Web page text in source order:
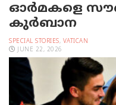
ഓര്‍മകളെ
കുര്‍ബാന
SPECIAL STORIES, VATICAN
JUNE 22, 2026